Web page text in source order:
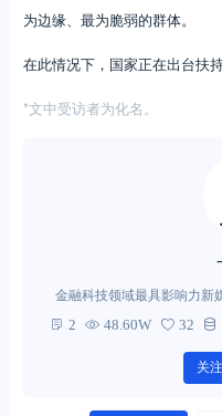
为边缘、最为脆弱的群体。
在此情况下，国家正在出台扶
*文中受访者为化名。
金融科技领域最具影响力新
原创、独家报道，以及商业
2 48.60W 32
关注